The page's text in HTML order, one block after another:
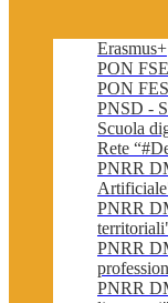
Erasmus+
PON FSE
PON
PNSD -
Scuola
Rete
PNRR
PNRR
PNRR
PNRR